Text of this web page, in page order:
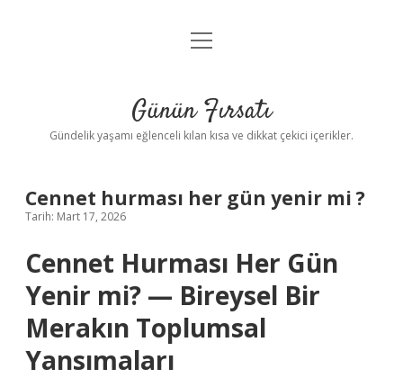
Anasayfa
Yasal Uyarı
menüyü
Günün Fırsatı
Gündelik yaşamı eğlenceli kılan kısa ve dikkat çekici içerikler.
Cennet hurması her gün yenir mi ?
Tarih: Mart 17, 2026
Cennet Hurması Her Gün
Yenir mi? — Bireysel Bir
Merakın Toplumsal
Yansımaları